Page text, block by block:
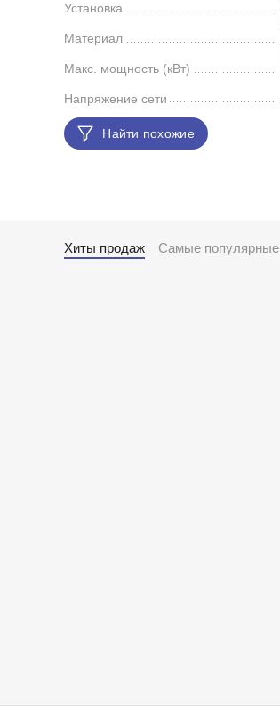
Установка
Материал
Макс. мощность (кВт)
Напряжение сети
Найти похожие
Хиты продаж Самые популярные